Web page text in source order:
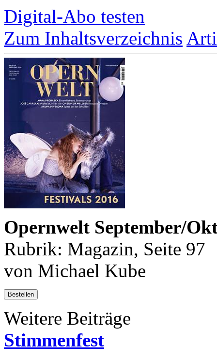
Digital-Abo testen
Zum Inhaltsverzeichnis
Opernwelt September/
Rubrik: Magazin, Seite 97
von Michael Kube
Bestellen
Weitere Beiträge
Stimmenfest